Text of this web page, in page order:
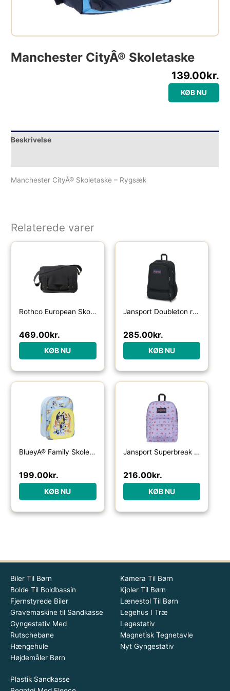
Manchester CityÂ® Skoletaske
139.00kr.
KØB NU
Beskrivelse
Manchester CityÂ® Skoletaske – Rygsæk
Relaterede varer
Rothco European Skoletaske Sort – One Size
469.00kr.
KØB NU
Jansport Doubleton rygsæk 29 L-black – Skoletasker / -rygsække
285.00kr.
KØB NU
BlueyÂ® Family Skoletaske
199.00kr.
KØB NU
Jansport Superbreak One 26 L-lagoon luau – Skoletasker / -rygsække
216.00kr.
KØB NU
Biler Til Børn
Bolde Til Boldbassin
Fjernstyrede Biler
Gravemaskine til Sandkasse
Gyngestativ Med
Rutschebane
Hængehule
Højdemåler Børn
Kamera Til Børn
Kjoler Til Børn
Lænestol Til Børn
Legehus I Træ
Legestativ
Magnetisk Tegnetavle
Nyt Gyngestativ
Plastik Sandkasse